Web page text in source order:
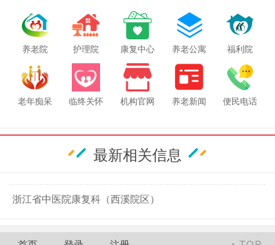
养老院 护理院 康复中心 养老公寓 福利院
老年痴呆 临终关怀 机构官网 养老新闻 便民电话
最新相关信息
浙江省中医院康复科（西溪院区）